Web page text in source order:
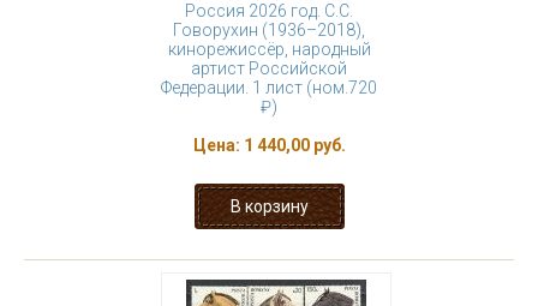
Россия 2026 год. С.С.
Говорухин (1936–2018),
кинорежиссёр, народный
артист Российской
Федерации. 1 лист (ном.720
₽)
Цена: 1 440,00 руб.